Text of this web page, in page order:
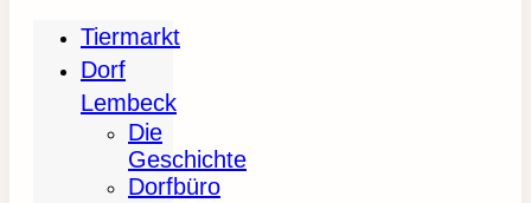
Tiermarkt
Dorf
Lembeck
Die
Geschichte
Dorfbüro